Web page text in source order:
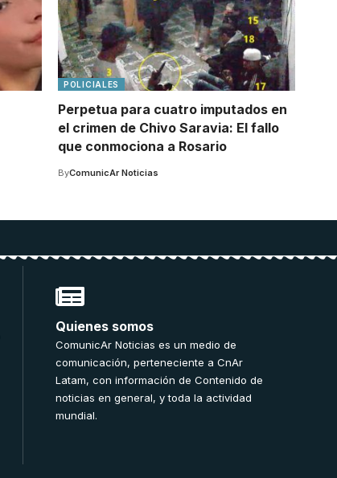
POLICIALES
Perpetua para cuatro imputados en
el crimen de Chivo Saravia: El fallo
que conmociona a Rosario
ByComunicAr Noticias
Quienes somos
ComunicAr Noticias es un medio de
comunicación, perteneciente a CnAr
Latam, con información de Contenido de
noticias en general, y toda la actividad
mundial.